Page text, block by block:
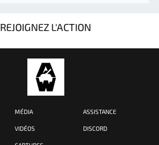
REJOIGNEZ L'ACTION
MÉDIA
VIDÉOS
ASSISTANCE
DISCORD